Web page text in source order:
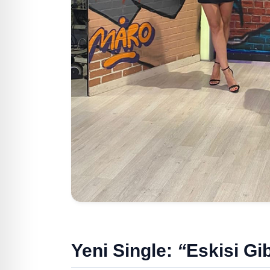
Yeni Single: “Eskisi